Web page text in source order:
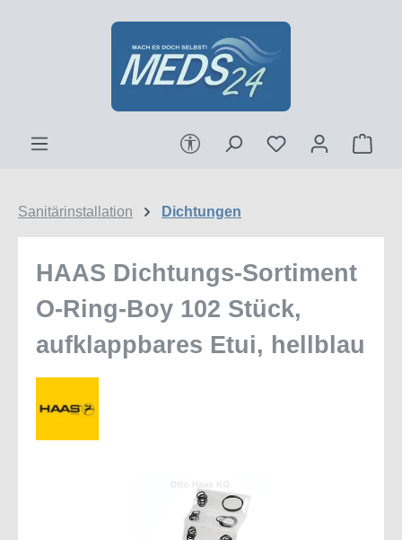
Zum Hauptinhalt springen
Werkzeugleiste anzeigen
Sanitärinstallation Dichtungen
HAAS Dichtungs-Sortiment
O-Ring-Boy 102 Stück,
aufklappbares Etui, hellblau
Bildergalerie überspringen